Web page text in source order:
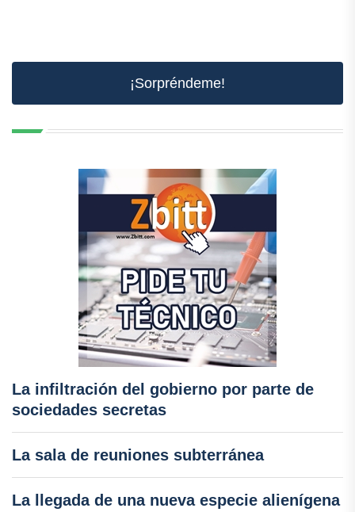
¡Sorpréndeme!
La infiltración del gobierno por parte de
sociedades secretas
La sala de reuniones subterránea
La llegada de una nueva especie alienígena